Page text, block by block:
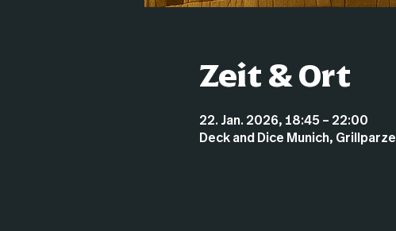
Zeit & Ort
22. Jan. 2026, 18:45 – 22:00
Deck and Dice Munich,